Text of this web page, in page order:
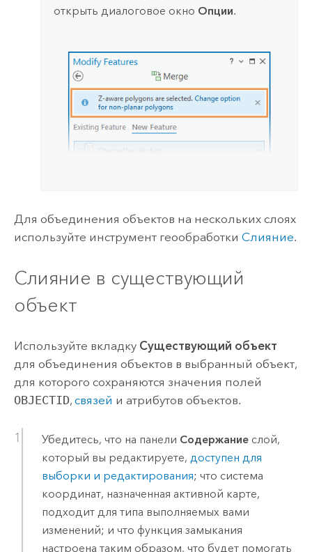
открыть диалоговое окно Опции.
Для объединения объектов на нескольких слоях
используйте инструмент геообработки Слияние.
Слияние в существующий
объект
Используйте вкладку Существующий объект
для объединения объектов в выбранный объект,
для которого сохраняются значения полей
OBJECTID, связей и атрибутов объектов.
Убедитесь, что на панели Содержаниеслой,
который вы редактируете, доступен для
выборки и редактирования; что система
координат, назначенная активной карте,
подходит для типа выполняемых вами
изменений; и что функция замыкания
настроена таким образом, что будет помогать